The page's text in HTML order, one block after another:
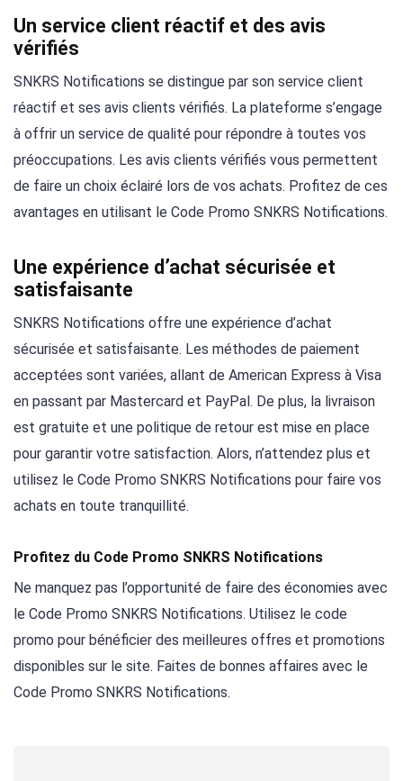
Un service client réactif et des avis
vérifiés
SNKRS Notifications se distingue par son service client
réactif et ses avis clients vérifiés. La plateforme s’engage
à offrir un service de qualité pour répondre à toutes vos
préoccupations. Les avis clients vérifiés vous permettent
de faire un choix éclairé lors de vos achats. Profitez de ces
avantages en utilisant le Code Promo SNKRS Notifications.
Une expérience d’achat sécurisée et
satisfaisante
SNKRS Notifications offre une expérience d’achat
sécurisée et satisfaisante. Les méthodes de paiement
acceptées sont variées, allant de American Express à Visa
en passant par Mastercard et PayPal. De plus, la livraison
est gratuite et une politique de retour est mise en place
pour garantir votre satisfaction. Alors, n’attendez plus et
utilisez le Code Promo SNKRS Notifications pour faire vos
achats en toute tranquillité.
Profitez du Code Promo SNKRS Notifications
Ne manquez pas l’opportunité de faire des économies avec
le Code Promo SNKRS Notifications. Utilisez le code
promo pour bénéficier des meilleures offres et promotions
disponibles sur le site. Faites de bonnes affaires avec le
Code Promo SNKRS Notifications.